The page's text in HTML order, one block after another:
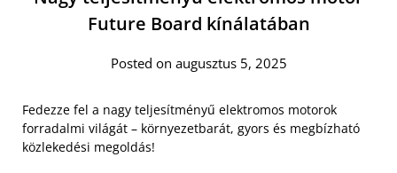
Future Board kínálatában
Posted on augusztus 5, 2025
Fedezze fel a nagy teljesítményű elektromos motorok
forradalmi világát – környezetbarát, gyors és megbízható
közlekedési megoldás!